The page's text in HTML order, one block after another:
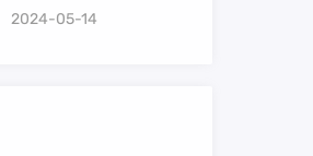
2024-05-14